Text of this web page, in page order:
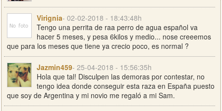
Virignia- 02-02-2018 - 18:43:48h
Tengo una perrita de raa perro de agua español va
hacer 5 meses, y pesa 6kilos y medio... nose creeemos
que para los meses que tiene ya crecio poco, es normal ?
Jazmin459- 25-04-2018 - 15:56:35h
Hola que tal! Disculpen las demoras por contestar, no
tengo idea donde conseguir esta raza en España puesto
que soy de Argentina y mi novio me regaló a mi Sam.